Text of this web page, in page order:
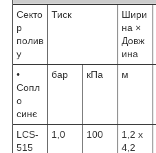
Секто
р
полив
у
Тиск
Шири
на ×
Довж
ина
•
Сопл
о
синє
бар кПа м
LCS-
515
1,0 100
1,2 x
4,2